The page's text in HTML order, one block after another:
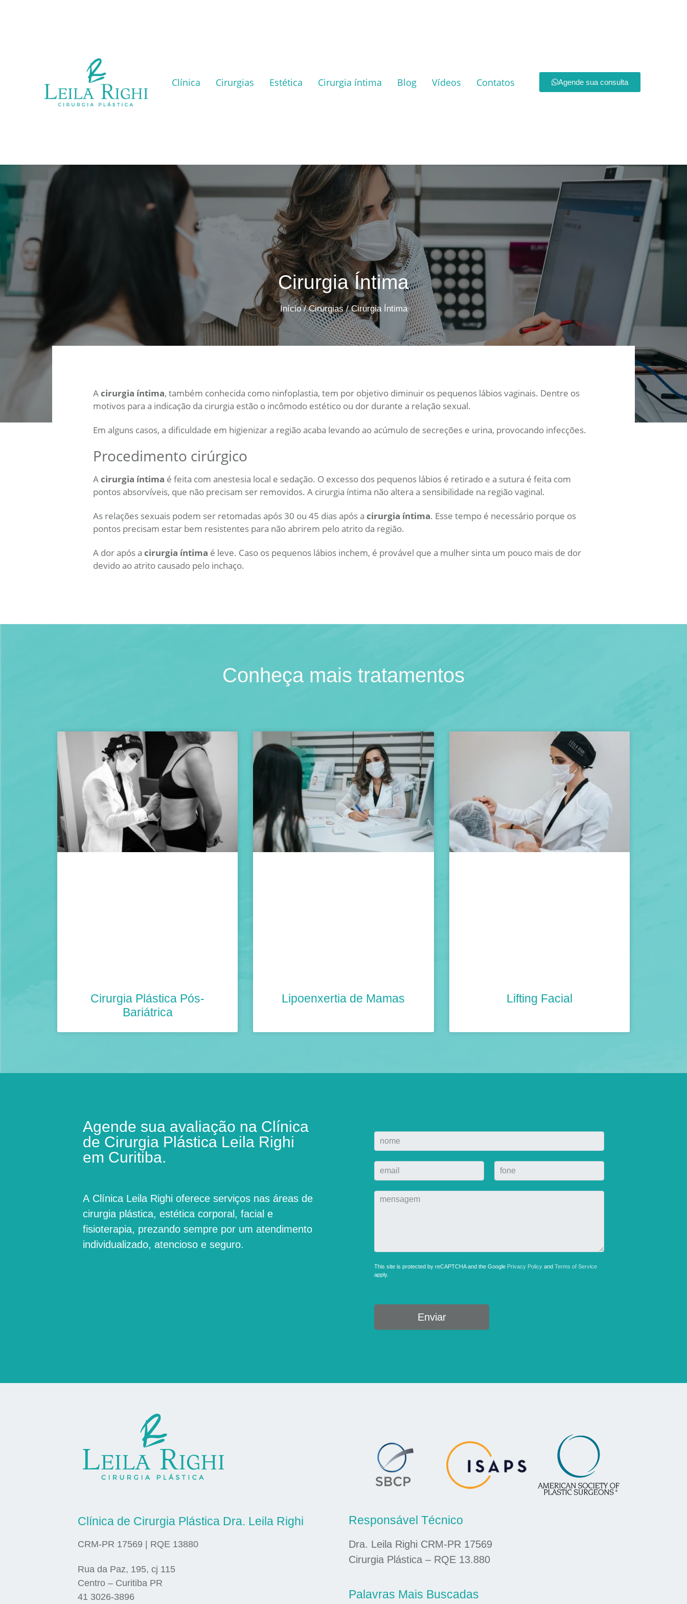
Clínica Cirurgias Estética Cirurgia íntima Blog Vídeos Contatos Agende sua consulta
Cirurgia Íntima
Início/Cirurgias/Cirurgia Íntima
Acirurgia íntima, também conhecida como ninfoplastia, tem por objetivo diminuir os pequenos lábios vaginais. Dentre os
motivos para a indicação da cirurgia estão o incômodo estético ou dor durante a relação sexual.
Em alguns casos, a dificuldade em higienizar a região acaba levando ao acúmulo de secreções e urina, provocando infecções.
Procedimento cirúrgico
Acirurgia íntima é feita com anestesia local e sedação. O excesso dos pequenos lábios é retirado e a sutura é feita com
pontos absorvíveis, que não precisam ser removidos. A cirurgia íntima não altera a sensibilidade na região vaginal.
As relações sexuais podem ser retomadas após 30 ou 45 dias após a cirurgia íntima. Esse tempo é necessário porque os
pontos precisam estar bem resistentes para não abrirem pelo atrito da região.
A dor após a cirurgia íntima é leve. Caso os pequenos lábios inchem, é provável que a mulher sinta um pouco mais de dor
devido ao atrito causado pelo inchaço.
Conheça mais tratamentos
Cirurgia Plástica Pós-
Bariátrica
Lipoenxertia de Mamas Lifting Facial
Agende sua avaliação na Clínica
de Cirurgia Plástica Leila Righi
em Curitiba.
A Clínica Leila Righi oferece serviços nas áreas de
cirurgia plástica, estética corporal, facial e
fisioterapia, prezando sempre por um atendimento
individualizado, atencioso e seguro.
This site is protected by reCAPTCHA and the Google Privacy Policy and Terms of Service
apply.
Enviar
Clínica de Cirurgia Plástica Dra. Leila Righi
CRM-PR 17569 | RQE 13880
Rua da Paz, 195, cj 115
Centro – Curitiba PR
41 3026-3896
Responsável Técnico
Dra. Leila Righi CRM-PR 17569
Cirurgia Plástica – RQE 13.880
Palavras Mais Buscadas